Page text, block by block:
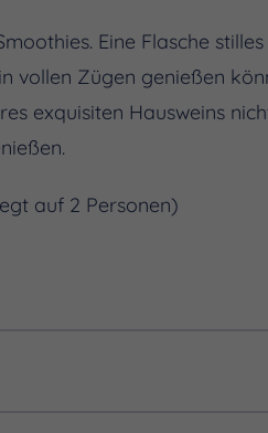
Eine Flasche
vollen Zügen genießen
exquisiten Hausweins
auf 2 Personen)